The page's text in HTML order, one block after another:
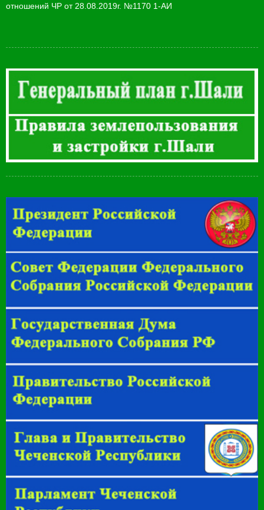
отношений ЧР от 28.08.2019г. №1170 1-АИ